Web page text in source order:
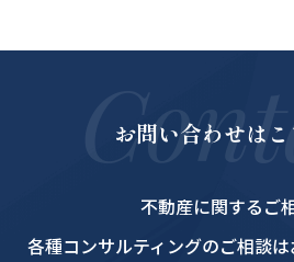
お問い合わせは
不動産に関するご
各種コンサルティングのご相談